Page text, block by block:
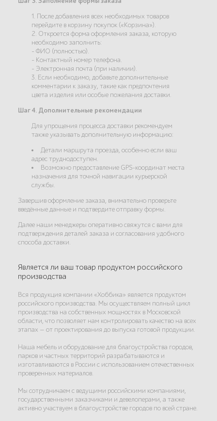
1. После добавления всех необходимых товаров
перейдите в корзину покупок («Корзина»).
2. Откроется форма оформления заказа, которую
необходимо заполнить:
- ФИО (полностью).
- Контактный номер телефона.
- Электронная почта (при наличии).
3. Если необходимо, добавьте дополнительные
комментарии к заказу, такие как предпочтения
цвета изделия или особые пожелания доставки.
Шаг 4. Дополнительные рекомендации
Для упрощения процесса доставки рекомендуем
также указывать дополнительную информацию:
Детали маршрута проезда, особенно если ваш
адрес труднодоступен.
Возможно предоставление GPS-координат места
назначения для точной навигации курьерской
службы.
Завершив оформление заказа, внимательно проверьте
введённые данные и подтвердите отправку формы.
Далее наши менеджеры оперативно свяжутся с вами для
подтверждения деталей заказа и согласования удобного
способа доставки.
Является ли ваш товар продуктом российского
производства
Вся продукция компании «Хоббика» является продуктом
российского производства. Мы осуществляем полный цикл
производства на собственных мощностях в Московской
области, что позволяет нам контролировать качество на всех
этапах — от проектирования до выпуска готовой продукции.
Наша мебель и оборудование для благоустройства городов,
парков и частных территорий разрабатываются и
изготавливаются в России с использованием отечественных
проверенных материалов.
Мы сотрудничаем с ведущими российскими компаниями,
государственными заказчиками и девелоперами, а также
активно участвуем в благоустройстве городов по всей стране.